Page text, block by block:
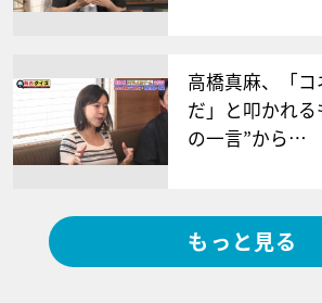
高橋真麻、「
だ」と叩かれ
の一言”から…
もっと見る